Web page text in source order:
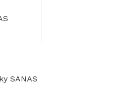
SANAS